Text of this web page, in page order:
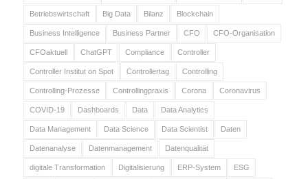
Betriebswirtschaft Big Data Bilanz Blockchain
Business Intelligence Business Partner CFO CFO-Organisation
CFOaktuell ChatGPT Compliance Controller
Controller Institut on Spot Controllertag Controlling
Controlling-Prozesse Controllingpraxis Corona Coronavirus
COVID-19 Dashboards Data Data Analytics
Data Management Data Science Data Scientist Daten
Datenanalyse Datenmanagement Datenqualität
digitale Transformation Digitalisierung ERP-System ESG